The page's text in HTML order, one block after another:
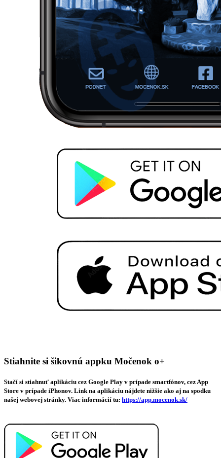
Stiahnite si šikovnú appku Močenok o+
Stačí si stiahnuť aplikáciu cez Google Play v prípade smartfónov, cez App
Store v prípade iPhonov. Link na aplikáciu nájdete nižšie ako aj na spodku
našej webovej stránky. Viac informácií tu: https://app.mocenok.sk/